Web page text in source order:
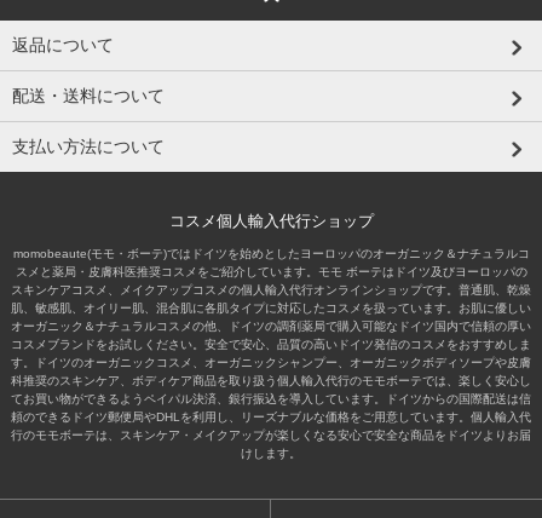
返品について
配送・送料について
支払い方法について
コスメ個人輸入代行ショップ
momobeaute(モモ・ボーテ)ではドイツを始めとしたヨーロッパのオーガニック＆ナチュラルコ
スメと薬局・皮膚科医推奨コスメをご紹介しています。モモ ボーテはドイツ及びヨーロッパの
スキンケアコスメ、メイクアップコスメの個人輸入代行オンラインショップです。普通肌、乾燥
肌、敏感肌、オイリー肌、混合肌に各肌タイプに対応したコスメを扱っています。お肌に優しい
オーガニック＆ナチュラルコスメの他、ドイツの調剤薬局で購入可能なドイツ国内で信頼の厚い
コスメブランドをお試しください。安全で安心、品質の高いドイツ発信のコスメをおすすめしま
す。ドイツのオーガニックコスメ、オーガニックシャンプー、オーガニックボディソープや皮膚
科推奨のスキンケア、ボディケア商品を取り扱う個人輸入代行のモモボーテでは、楽しく安心し
てお買い物ができるようペイパル決済、銀行振込を導入しています。ドイツからの国際配送は信
頼のできるドイツ郵便局やDHLを利用し、リーズナブルな価格をご用意しています。個人輸入代
行のモモボーテは、スキンケア・メイクアップが楽しくなる安心で安全な商品をドイツよりお届
けします。